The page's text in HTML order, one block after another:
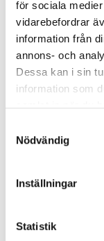
för sociala
vidarebefordrar
information från
annons- och
Dessa kan i sin
information som
Nödvändig
Inställningar
Statistik
Till vår digitala
2024
Instruktion för
Till vår digitala
Instruktion för